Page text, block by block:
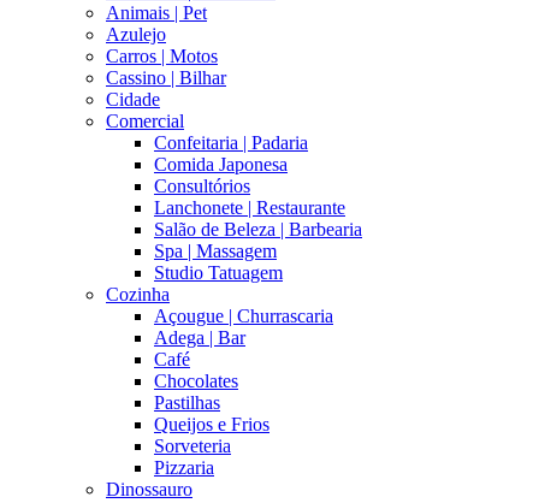
Animais | Pet
Azulejo
Carros | Motos
Cassino | Bilhar
Cidade
Comercial
Confeitaria | Padaria
Comida Japonesa
Consultórios
Lanchonete | Restaurante
Salão de Beleza | Barbearia
Spa | Massagem
Studio Tatuagem
Cozinha
Açougue | Churrascaria
Adega | Bar
Café
Chocolates
Pastilhas
Queijos e Frios
Sorveteria
Pizzaria
Dinossauro